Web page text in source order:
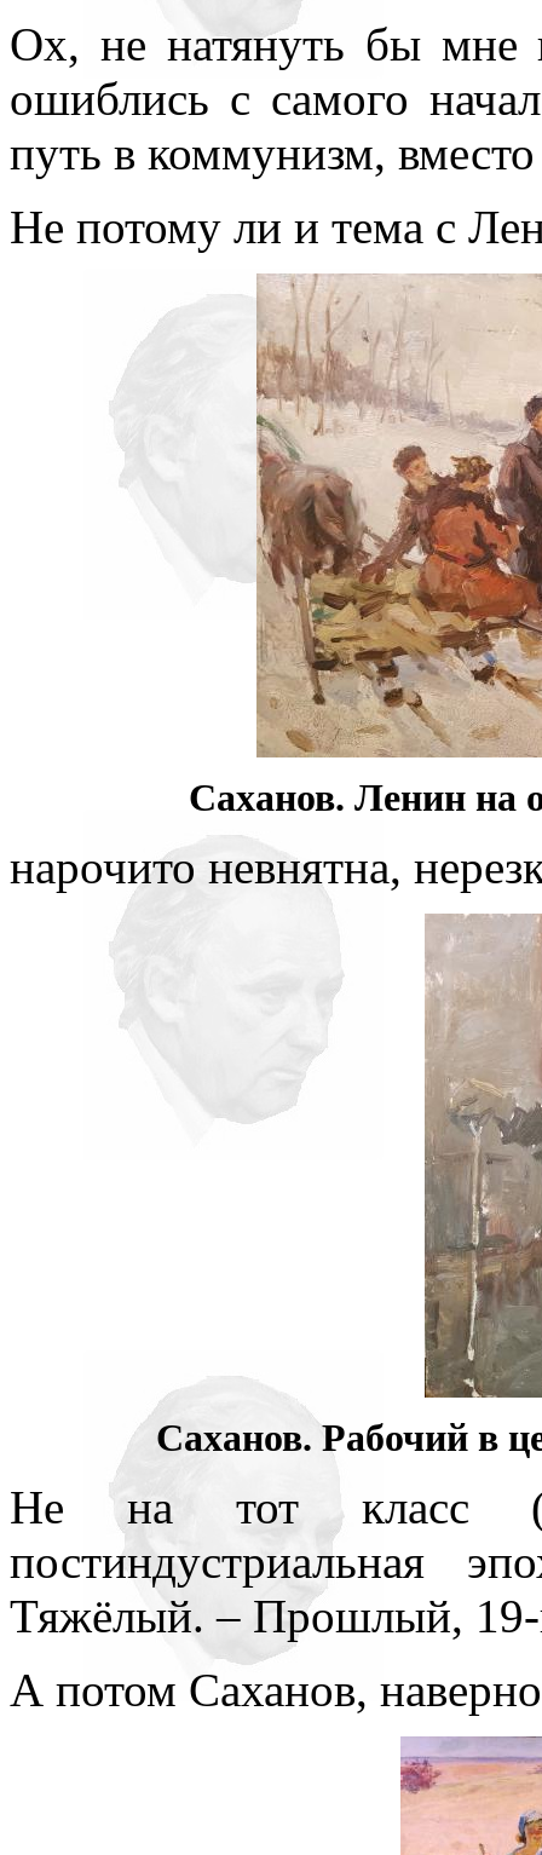
Ох, не натянуть бы мне
ошиблись с самого
путь в коммунизм,
Не потому ли и тема с
Саханов. Ленин на
нарочито невнятна,
Саханов. Рабочий в
Не на тот класс
постиндустриальная
Тяжёлый. – Прошлый, 19-
А потом Саханов,